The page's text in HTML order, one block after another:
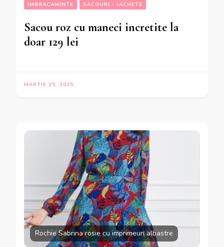
IMBRACAMINTE SACOURI - JACHETE
Sacou roz cu maneci incretite la
doar 129 lei
MARTIE 25, 2025
Rochie Sabrina rosie cu imprimeuri albastre